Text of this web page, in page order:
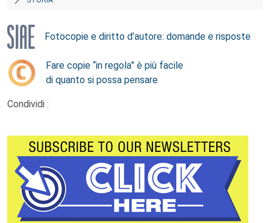
Fotocopie e diritto d’autore: domande e risposte
Fare copie “in regola” è più facile
di quanto si possa pensare
Condividi :